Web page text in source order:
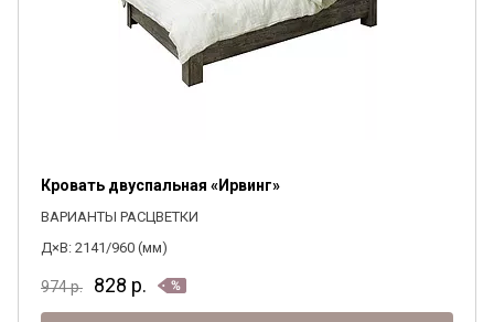
Кровать двуспальная «Ирвинг»
ВАРИАНТЫ РАСЦВЕТКИ
Д×В: 2141/960 (мм)
974р. 828 р.